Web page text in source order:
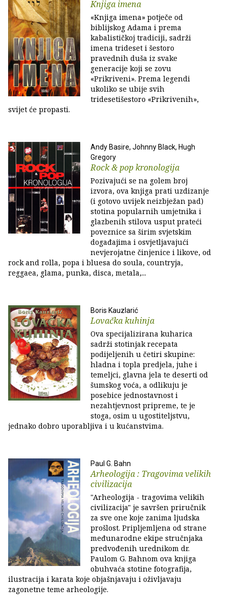
Knjiga imena
«Knjiga imena» potječe od
biblijskog Adama i prema
kabalističkoj tradiciji, sadrži
imena trideset i šestoro
pravednih duša iz svake
generacije koji se zovu
«Prikriveni». Prema legendi
ukoliko se ubije svih
tridesetišestoro «Prikrivenih»,
svijet će propasti.
Andy Basire, Johnny Black, Hugh
Gregory
Rock & pop kronologija
Pozivajući se na golem broj
izvora, ova knjiga prati uzdizanje
(i gotovo uvijek neizbježan pad)
stotina popularnih umjetnika i
glazbenih stilova usput prateći
poveznice sa širim svjetskim
događajima i osvjetljavajući
nevjerojatne činjenice i likove, od
rock and rolla, popa i bluesa do soula, countryja,
reggaea, glama, punka, disca, metala,...
Boris Kauzlarić
Lovačka kuhinja
Ova specijalizirana kuharica
sadrži stotinjak recepata
podijeljenih u četiri skupine:
hladna i topla predjela, juhe i
temeljci, glavna jela te deserti od
šumskog voća, a odlikuju je
posebice jednostavnost i
nezahtjevnost pripreme, te je
stoga, osim u ugostiteljstvu,
jednako dobro uporabljiva i u kućanstvima.
Paul G. Bahn
Arheologija : Tragovima velikih
civilizacija
"Arheologija - tragovima velikih
civilizacija" je savršen priručnik
za sve one koje zanima ljudska
prošlost. Pripljemljena od strane
međunarodne ekipe stručnjaka
predvođenih urednikom dr.
Paulom G. Bahnom ova knjiga
obuhvaća stotine fotografija,
ilustracija i karata koje objašnjavaju i oživljavaju
zagonetne teme arheologije.